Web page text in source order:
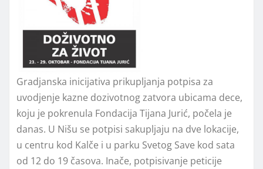
Gradjanska inicijativa prikupljanja potpisa za
uvodjenje kazne dozivotnog zatvora ubicama dece,
koju je pokrenula Fondacija Tijana Jurić, počela je
danas. U Nišu se potpisi sakupljaju na dve lokacije,
u centru kod Kalče i u parku Svetog Save kod sata
od 12 do 19 časova. Inače, potpisivanje peticije